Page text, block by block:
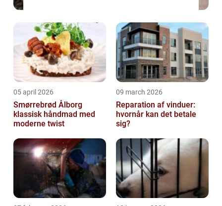
05 april 2026
Smørrebrød Ålborg
klassisk håndmad med
moderne twist
09 march 2026
Reparation af vinduer:
hvornår kan det betale
sig?